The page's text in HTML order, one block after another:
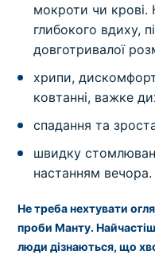
мокроти чи крові.
глибокого вдиху,
довготривалої
хрипи,
ковтанні, важке
спадання та
швидку
настанням вечора.
Не треба нехтувати
проби Манту.
люди дізнаються, що